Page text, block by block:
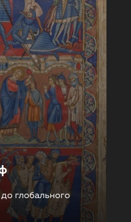
глобального